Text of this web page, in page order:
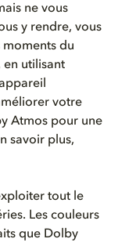
ne vous
y rendre, vous
moments du
en utilisant
votre
Atmos pour une
savoir plus,
tout le
. Les couleurs
que Dolby